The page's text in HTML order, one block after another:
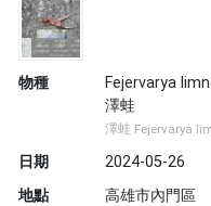
物種
Fejervarya
澤蛙
澤蛙 Fejervarya
日期
2024-05-26
地點
高雄市內門區